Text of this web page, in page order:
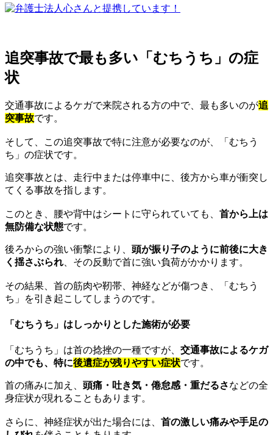
追突事故で最も多い「むちうち」の症
状
交通事故によるケガで来院される方の中で、最も多いのが追
突事故です。
そして、この追突事故で特に注意が必要なのが、「むちう
ち」の症状です。
追突事故とは、走行中または停車中に、後方から車が衝突し
てくる事故を指します。
このとき、腰や背中はシートに守られていても、 首から上は
無防備な状態です。
後ろからの強い衝撃により、 頭が振り子のように前後に大き
く揺さぶられ 、その反動で首に強い負荷がかかります。
その結果、首の筋肉や靭帯、神経などが傷つき、「むちう
ち」を引き起こしてしまうのです。
「むちうち」はしっかりとした施術が必要
「むちうち」は首の捻挫の一種ですが、 交通事故によるケガ
の中でも、特に後遺症が残りやすい症状です。
首の痛みに加え、 頭痛・吐き気・倦怠感・重だるさなどの全
身症状が現れることもあります。
さらに、神経症状が出た場合には、 首の激しい痛みや手足の